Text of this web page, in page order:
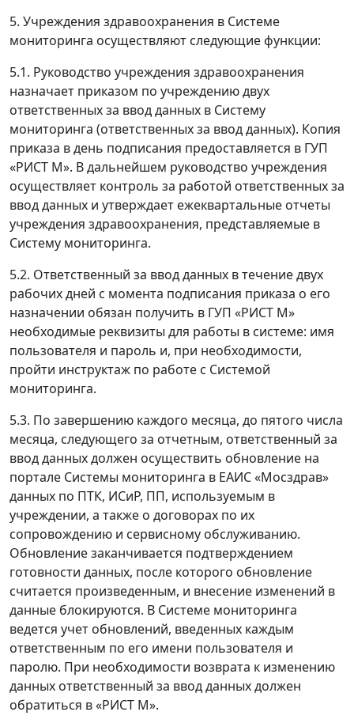
5. Учреждения здравоохранения в Системе
мониторинга осуществляют следующие функции:
5.1. Руководство учреждения здравоохранения
назначает приказом по учреждению двух
ответственных за ввод данных в Систему
мониторинга (ответственных за ввод данных). Копия
приказа в день подписания предоставляется в ГУП
«РИСТ М». В дальнейшем руководство учреждения
осуществляет контроль за работой ответственных за
ввод данных и утверждает ежеквартальные отчеты
учреждения здравоохранения, представляемые в
Систему мониторинга.
5.2. Ответственный за ввод данных в течение двух
рабочих дней с момента подписания приказа о его
назначении обязан получить в ГУП «РИСТ М»
необходимые реквизиты для работы в системе: имя
пользователя и пароль и, при необходимости,
пройти инструктаж по работе с Системой
мониторинга.
5.3. По завершению каждого месяца, до пятого числа
месяца, следующего за отчетным, ответственный за
ввод данных должен осуществить обновление на
портале Системы мониторинга в ЕАИС «Мосздрав»
данных по ПТК, ИСиР, ПП, используемым в
учреждении, а также о договорах по их
сопровождению и сервисному обслуживанию.
Обновление заканчивается подтверждением
готовности данных, после которого обновление
считается произведенным, и внесение изменений в
данные блокируются. В Системе мониторинга
ведется учет обновлений, введенных каждым
ответственным по его имени пользователя и
паролю. При необходимости возврата к изменению
данных ответственный за ввод данных должен
обратиться в «РИСТ М».